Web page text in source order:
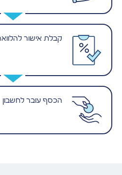
קבלת אישור
הכסף עובר לחשבון